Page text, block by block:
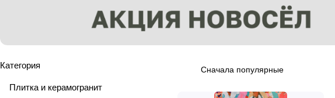
Сначала популярные
Категория
Плитка и керамогранит